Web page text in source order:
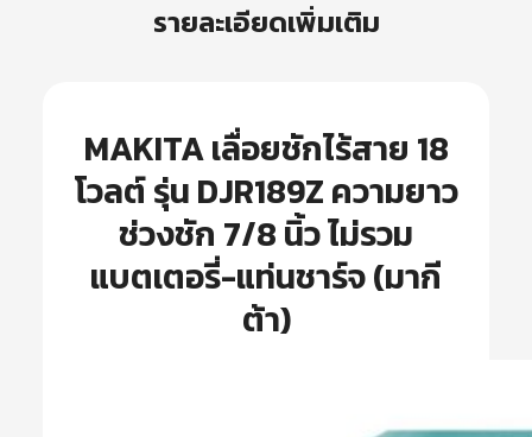
รายละเอียดเพิ่มเติม
MAKITA เลื่อยชักไร้สาย 18
โวลต์ รุ่น DJR189Z ความยาว
ช่วงชัก 7/8 นิ้ว ไม่รวม
แบตเตอรี่-แท่นชาร์จ (มากี
ต้า)